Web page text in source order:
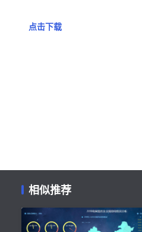
点击下载
相似推荐